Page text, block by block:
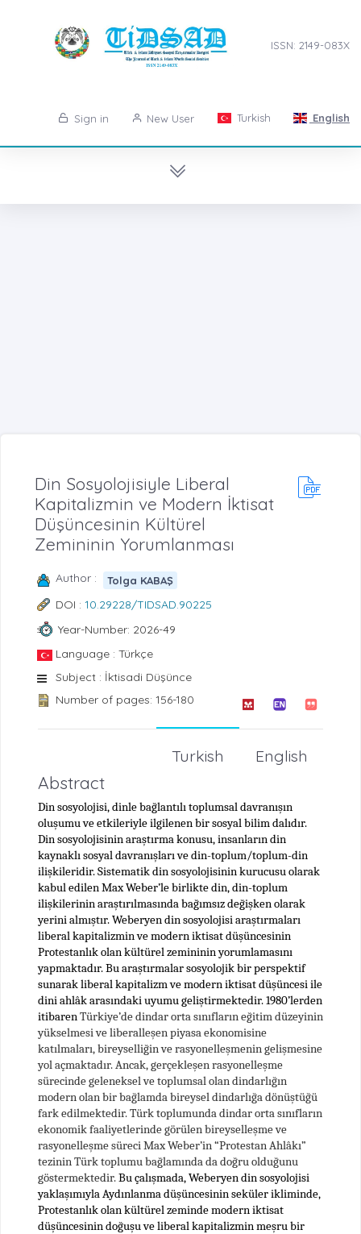
ISSN: 2149-083X
Sign in New User Turkish English
Din Sosyolojisiyle Liberal
Kapitalizmin ve Modern İktisat
Düşüncesinin Kültürel
Zemininin Yorumlanması
Author : Tolga KABAŞ
DOI : 10.29228/TIDSAD.90225
Year-Number: 2026-49
Language : Türkçe
Subject : İktisadi Düşünce
Number of pages: 156-180
English
Turkish
Abstract
Din sosyolojisi, dinle bağlantılı toplumsal davranışın
oluşumu ve etkileriyle ilgilenen bir sosyal bilim dalıdır.
Din sosyolojisinin araştırma konusu, insanların din
kaynaklı sosyal davranışları ve din-toplum/toplum-din
ilişkileridir. Sistematik din sosyolojisinin kurucusu olarak
kabul edilen Max Weber’le birlikte din, din-toplum
ilişkilerinin araştırılmasında bağımsız değişken olarak
yerini almıştır.Weberyen din sosyolojisi araştırmaları
liberal kapitalizmin ve modern iktisat düşüncesinin
Protestanlık olan kültürel zemininin yorumlamasını
yapmaktadır. Bu araştırmalar sosyolojik bir perspektif
sunarak liberal kapitalizm ve modern iktisat düşüncesi ile
dini ahlâk arasındaki uyumu geliştirmektedir. 1980’lerden
itibarenTürkiye’de dindar orta sınıfların eğitim düzeyinin
yükselmesi ve liberalleşen piyasa ekonomisine
katılmaları, bireyselliğin ve rasyonelleşmenin gelişmesine
yol açmaktadır. Ancak, gerçekleşen rasyonelleşme
sürecinde geleneksel ve toplumsal olan dindarlığın
modern olan bir bağlamda bireysel dindarlığa dönüştüğü
fark edilmektedir. Türk toplumunda dindar orta sınıfların
ekonomik faaliyetlerinde görülen bireyselleşme ve
rasyonelleşme süreci Max Weber’in “Protestan Ahlâkı”
tezinin Türk toplumu bağlamında da doğru olduğunu
göstermektedir.Bu çalışmada, Weberyen din sosyolojisi
yaklaşımıyla Aydınlanma düşüncesinin seküler ikliminde,
Protestanlık olan kültürel zeminde modern iktisat
düşüncesinin doğuşu ve liberal kapitalizmin meşru bir